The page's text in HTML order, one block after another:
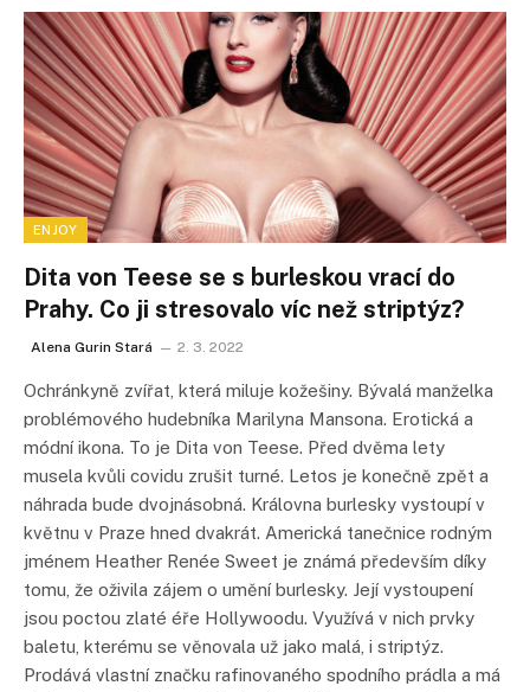
ENJOY
Dita von Teese se s burleskou vrací do
Prahy. Co ji stresovalo víc než striptýz?
Alena Gurin Stará 2. 3. 2022
Ochránkyně zvířat, která miluje kožešiny. Bývalá manželka
problémového hudebníka Marilyna Mansona. Erotická a
módní ikona. To je Dita von Teese. Před dvěma lety
musela kvůli covidu zrušit turné. Letos je konečně zpět a
náhrada bude dvojnásobná. Královna burlesky vystoupí v
květnu v Praze hned dvakrát. Americká tanečnice rodným
jménem Heather Renée Sweet je známá především díky
tomu, že oživila zájem o umění burlesky. Její vystoupení
jsou poctou zlaté éře Hollywoodu. Využívá v nich prvky
baletu, kterému se věnovala už jako malá, i striptýz.
Prodává vlastní značku rafinovaného spodního prádla a má